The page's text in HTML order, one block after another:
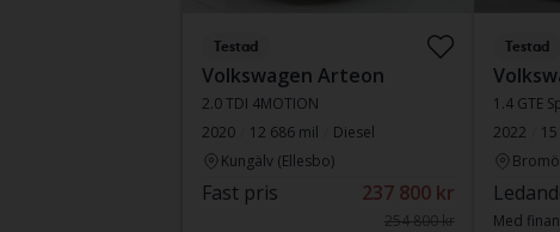
Testad
Volkswagen Arteon
2.0 TDI 4MOTION
2020
12 686 mil
Diesel
Kungälv (Ellesbo)
Fast pris 237 800 kr
254 800 kr
Testad
1.4 GTE
2022
Med